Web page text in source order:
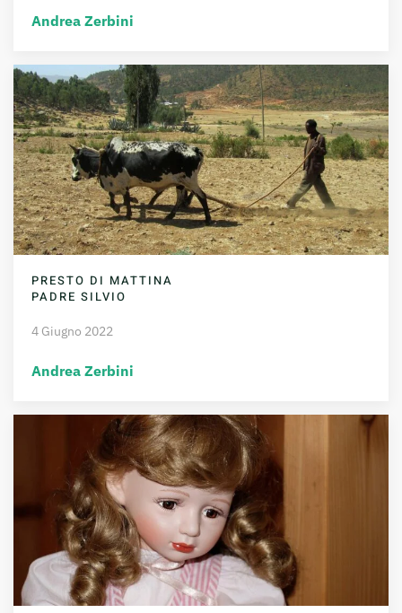
Andrea Zerbini
PRESTO DI MATTINA
PADRE SILVIO
4 Giugno 2022
Andrea Zerbini